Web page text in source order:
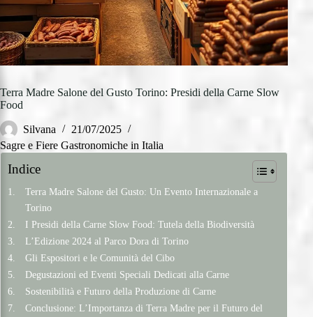
Terra Madre Salone del Gusto Torino: Presidi della Carne Slow
Food
Silvana
21/07/2025
Sagre e Fiere Gastronomiche in Italia
Indice
Terra Madre Salone del Gusto: Un Evento Internazionale a
Torino
I Presidi della Carne Slow Food: Tutela della Biodiversità
L’Edizione 2024 al Parco Dora di Torino
Gli Espositori e le Comunità del Cibo
Degustazioni ed Eventi Speciali Dedicati alla Carne
Sostenibilità e Futuro della Produzione di Carne
Conclusione: L’Importanza di Terra Madre per il Futuro del